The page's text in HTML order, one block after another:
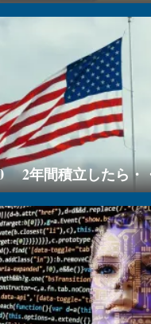
2年間積立したら・